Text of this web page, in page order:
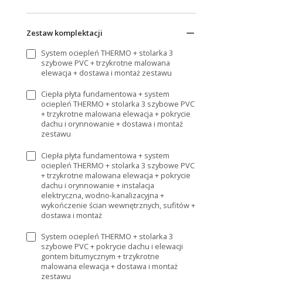
Zestaw komplektacji
System ociepleń THERMO + stolarka 3
szybowe PVC + trzykrotne malowana
elewacja + dostawa i montaż zestawu
Ciepła płyta fundamentowa + system
ociepleń THERMO + stolarka 3 szybowe PVC
+ trzykrotne malowana elewacja + pokrycie
dachu i orynnowanie + dostawa i montaż
zestawu
Ciepła płyta fundamentowa + system
ociepleń THERMO + stolarka 3 szybowe PVC
+ trzykrotne malowana elewacja + pokrycie
dachu i orynnowanie + instalacja
elektryczna, wodno-kanalizacyjna +
wykończenie ścian wewnętrznych, sufitów +
dostawa i montaż
System ociepleń THERMO + stolarka 3
szybowe PVC + pokrycie dachu i elewacji
gontem bitumycznym + trzykrotne
malowana elewacja + dostawa i montaż
zestawu